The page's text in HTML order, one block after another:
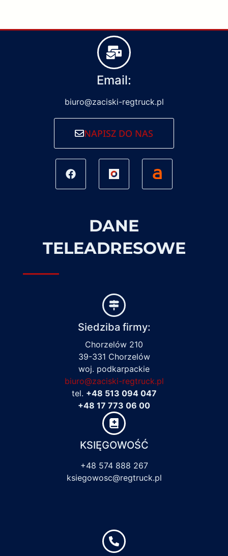
Email:
biuro@zaciski-regtruck.pl
NAPISZ DO NAS
DANE
TELEADRESOWE
Siedziba firmy:
Chorzelów 210
39-331 Chorzelów
woj. podkarpackie
biuro@zaciski-regtruck.pl
tel. +48 513 094 047
+48 17 773 06 00
KSIĘGOWOŚĆ
+48 574 888 267
ksiegowosc@regtruck.pl